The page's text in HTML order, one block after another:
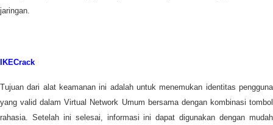
jaringan.
IKECrack
Tujuan dari alat keamanan ini adalah untuk menemukan identitas pengguna
yang valid dalam Virtual Network Umum bersama dengan kombinasi tombol
rahasia. Setelah ini selesai, informasi ini dapat digunakan dengan mudah